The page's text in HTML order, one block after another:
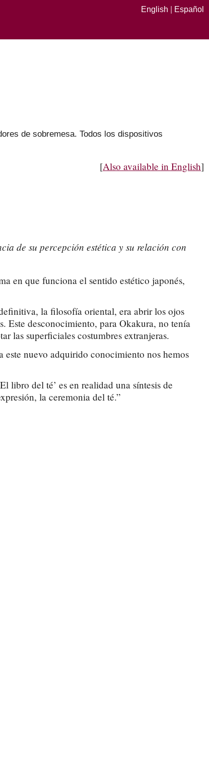
English Español
de sobremesa. Todos los dispositivos
[Also available in English]
de su percepción estética y su relación con
en que funciona el sentido estético japonés,
la filosofía oriental, era abrir los ojos
Este desconocimiento, para Okakura, no tenía
las superficiales costumbres extranjeras.
nuevo adquirido conocimiento nos hemos
libro del té’ es en realidad una síntesis de
la ceremonia del té.”